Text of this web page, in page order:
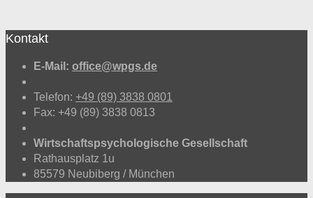
Kontakt
E-Mail: office@wpgs.de
Telefon: +49 (89) 3838 0801
Fax: +49 (89) 3838 0813
Wirtschaftspsychologische Gesellschaft
Rathausplatz 1u
85579 Neubiberg / München